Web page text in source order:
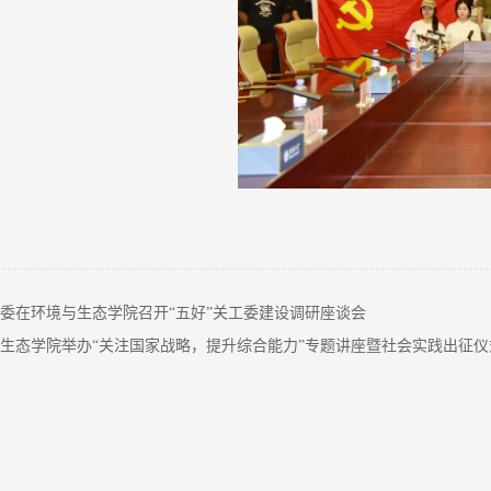
在环境与生态学院召开“五好”关工委建设调研座谈会
态学院举办“关注国家战略，提升综合能力”专题讲座暨社会实践出征